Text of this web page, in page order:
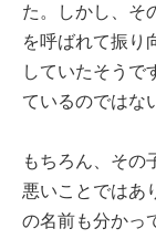
た。しかし、そ
を呼ばれて振り
していたそうで
ているのではな
もちろん、その
悪いことではあ
の名前も分かっ